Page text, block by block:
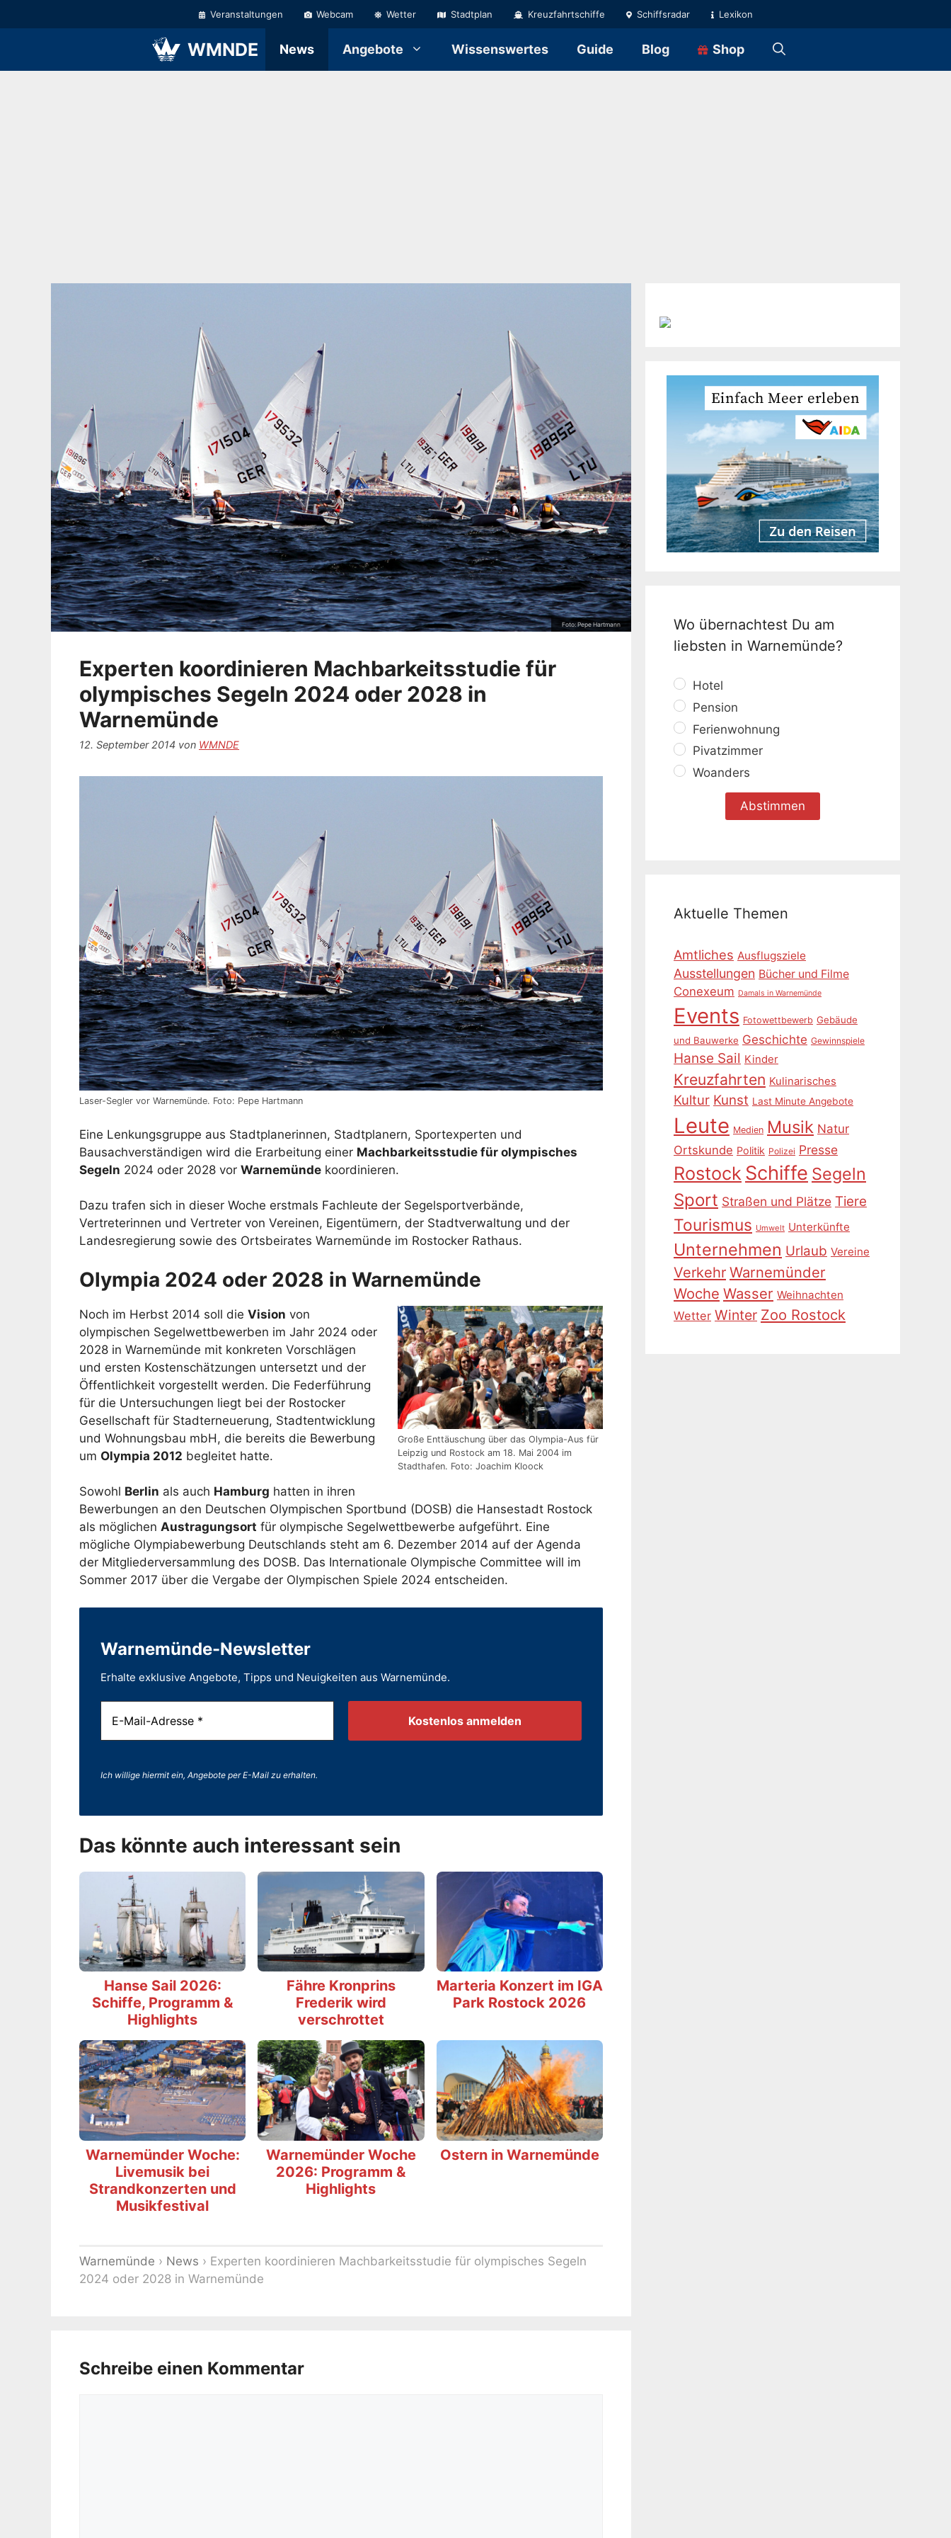
Inhalt
Veranstaltungen Webcam Wetter Stadtplan Kreuzfahrtschiffe Schiffsradar Lexikon
WMNDE News Angebote Wissenswertes Guide Blog Shop
Foto: Pepe Hartmann
Experten koordinieren Machbarkeitsstudie für
olympisches Segeln 2024 oder 2028 in
Warnemünde
12. September 2014 von WMNDE
Laser-Segler vor Warnemünde. Foto: Pepe Hartmann
Eine Lenkungsgruppe aus Stadtplanerinnen, Stadtplanern, Sportexperten und
Bausachverständigen wird die Erarbeitung einer Machbarkeitsstudie für olympisches
Segeln 2024 oder 2028 vor Warnemünde koordinieren.
Dazu trafen sich in dieser Woche erstmals Fachleute der Segelsportverbände,
Vertreterinnen und Vertreter von Vereinen, Eigentümern, der Stadtverwaltung und der
Landesregierung sowie des Ortsbeirates Warnemünde im Rostocker Rathaus.
Olympia 2024 oder 2028 in Warnemünde
Große Enttäuschung über das Olympia-Aus für
Leipzig und Rostock am 18. Mai 2004 im
Stadthafen. Foto: Joachim Kloock
Noch im Herbst 2014 soll die Vision von
olympischen Segelwettbewerben im Jahr 2024 oder
2028 in Warnemünde mit konkreten Vorschlägen
und ersten Kostenschätzungen untersetzt und der
Öffentlichkeit vorgestellt werden. Die Federführung
für die Untersuchungen liegt bei der Rostocker
Gesellschaft für Stadterneuerung, Stadtentwicklung
und Wohnungsbau mbH, die bereits die Bewerbung
um Olympia 2012 begleitet hatte.
Sowohl Berlin als auch Hamburg hatten in ihren
Bewerbungen an den Deutschen Olympischen Sportbund (DOSB) die Hansestadt Rostock
als möglichen Austragungsort für olympische Segelwettbewerbe aufgeführt. Eine
mögliche Olympiabewerbung Deutschlands steht am 6. Dezember 2014 auf der Agenda
der Mitgliederversammlung des DOSB. Das Internationale Olympische Committee will im
Sommer 2017 über die Vergabe der Olympischen Spiele 2024 entscheiden.
Warnemünde-Newsletter
Erhalte exklusive Angebote, Tipps und Neuigkeiten aus Warnemünde.
Ich willige hiermit ein, Angebote per E-Mail zu erhalten.
Das könnte auch interessant sein
Hanse Sail 2026:
Schiffe, Programm &
Highlights
Fähre Kronprins
Frederik wird
verschrottet
Marteria Konzert im IGA
Park Rostock 2026
Warnemünder Woche:
Livemusik bei
Strandkonzerten und
Musikfestival
Warnemünder Woche
2026: Programm &
Highlights
Ostern in Warnemünde
Warnemünde › News › Experten koordinieren Machbarkeitsstudie für olympisches Segeln
2024 oder 2028 in Warnemünde
Schreibe einen Kommentar
Wo übernachtest Du am
liebsten in Warnemünde?
Hotel
Pension
Ferienwohnung
Pivatzimmer
Woanders
Aktuelle Themen
Amtliches Ausflugsziele
Ausstellungen Bücher und Filme
Conexeum Damals in Warnemünde
Events Fotowettbewerb Gebäude
und Bauwerke Geschichte Gewinnspiele
Hanse Sail Kinder
Kreuzfahrten Kulinarisches
Kultur Kunst Last Minute Angebote
Leute Medien Musik Natur
Ortskunde Politik Polizei Presse
Rostock Schiffe Segeln
Sport Straßen und Plätze Tiere
Tourismus Umwelt Unterkünfte
Unternehmen Urlaub Vereine
Verkehr Warnemünder
Woche Wasser Weihnachten
Wetter Winter Zoo Rostock